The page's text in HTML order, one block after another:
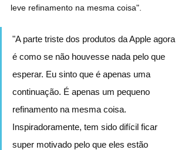
leve refinamento na mesma coisa".
"A parte triste dos produtos da Apple agora
é como se não houvesse nada pelo que
esperar. Eu sinto que é apenas uma
continuação. É apenas um pequeno
refinamento na mesma coisa.
Inspiradoramente, tem sido difícil ficar
super motivado pelo que eles estão